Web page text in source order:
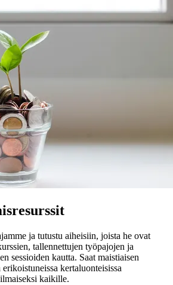
ja tutustu aiheisiin, joista he ovat
tallennettujen työpajojen ja
sessioiden kautta. Saat maistiaisen
kertaluonteisissa
kaikille.